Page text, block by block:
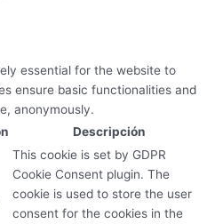
essential for the website to
ensure basic functionalities and
anonymously.
Descripción
This cookie is set by GDPR
Cookie Consent plugin. The
cookie is used to store the user
consent for the cookies in the